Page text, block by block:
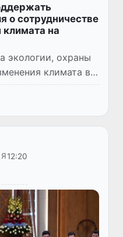
о сотрудничестве
климата на
экологии, охраны
климата во
Абдхакимовым
стран ШОС по
12:20